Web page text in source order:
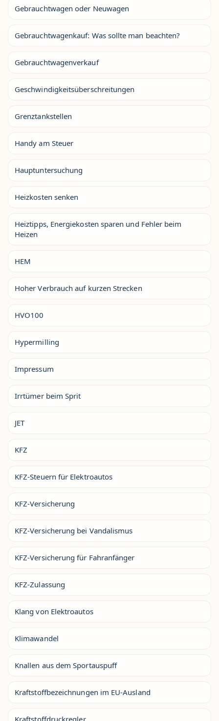
Gebrauchtwagen oder Neuwagen
Gebrauchtwagenkauf: Was sollte man beachten?
Gebrauchtwagenverkauf
Geschwindigkeitsüberschreitungen
Grenztankstellen
Handy am Steuer
Hauptuntersuchung
Heizkosten senken
Heiztipps, Energiekosten sparen und Fehler beim
Heizen
HEM
Hoher Verbrauch auf kurzen Strecken
HVO100
Hypermilling
Impressum
Irrtümer beim Sprit
JET
KFZ
KFZ-Steuern für Elektroautos
KFZ-Versicherung
KFZ-Versicherung bei Vandalismus
KFZ-Versicherung für Fahranfänger
KFZ-Zulassung
Klang von Elektroautos
Klimawandel
Knallen aus dem Sportauspuff
Kraftstoffbezeichnungen im EU-Ausland
Kraftstoffdruckregler